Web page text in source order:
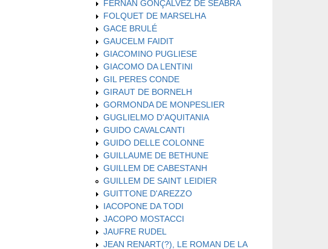
FERNAN GONÇALVEZ DE SEABRA
FOLQUET DE MARSELHA
GACE BRULÉ
GAUCELM FAIDIT
GIACOMINO PUGLIESE
GIACOMO DA LENTINI
GIL PERES CONDE
GIRAUT DE BORNELH
GORMONDA DE MONPESLIER
GUGLIELMO D'AQUITANIA
GUIDO CAVALCANTI
GUIDO DELLE COLONNE
GUILLAUME DE BETHUNE
GUILLEM DE CABESTANH
GUILLEM DE SAINT LEIDIER
GUITTONE D'AREZZO
IACOPONE DA TODI
JACOPO MOSTACCI
JAUFRE RUDEL
JEAN RENART(?), LE ROMAN DE LA